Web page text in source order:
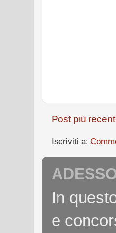
Post più
Iscriviti a:
In
e